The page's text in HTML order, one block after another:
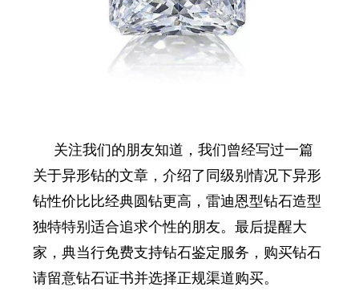
关注我们的朋友知道，我们曾经写过一篇
关于异形钻的文章，介绍了同级别情况下异形
钻性价比比经典圆钻更高，雷迪恩型钻石造型
独特特别适合追求个性的朋友。最后提醒大
家，典当行免费支持钻石鉴定服务，购买钻石
请留意钻石证书并选择正规渠道购买。